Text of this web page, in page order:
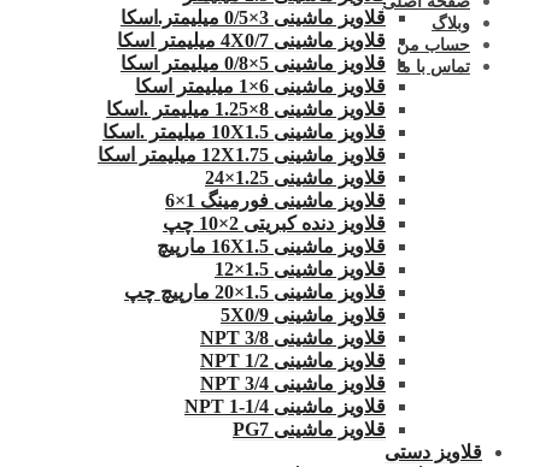
وبلاگ
حساب من
تماس با ما
قلاویز ماشینی 3×0/5 میلیمتر.اسکا
قلاویز ماشینی 4X0/7 میلیمتر اسکا
قلاویز ماشینی 5×0/8 میلیمتر اسکا
قلاویز ماشینی 6×1 میلیمتر اسکا
قلاویز ماشینی 8×1.25 میلیمتر .اسکا
قلاویز ماشینی 10X1.5 میلیمتر .اسکا
قلاویز ماشینی 12X1.75 میلیمتر اسکا
قلاویز ماشینی 1.25×24
قلاویز ماشینی فورمینگ 1×6
قلاویز دنده کبریتی 2×10 چپ
قلاویز ماشینی 16X1.5 مارپیچ
قلاویز ماشینی 1.5×12
قلاویز ماشینی 1.5×20 مارپیچ چپ
قلاویز ماشینی 5X0/9
قلاویز ماشینی 3/8 NPT
قلاویز ماشینی 1/2 NPT
قلاویز ماشینی 3/4 NPT
قلاویز ماشینی 1/4-1 NPT
قلاویز ماشینی PG7
قلاویز دستی